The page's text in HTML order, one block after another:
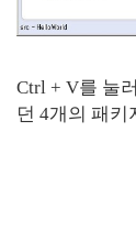
Ctrl + V를 눌
던 4개의 패키